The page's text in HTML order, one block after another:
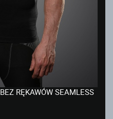
RĘKAWÓW SEAMLESS